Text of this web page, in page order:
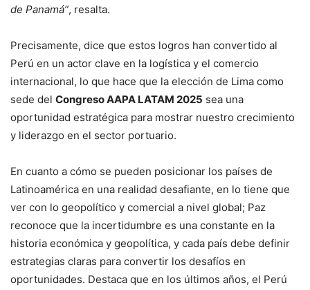
de Panamá”, resalta.
Precisamente, dice que estos logros han convertido al
Perú en un actor clave en la logística y el comercio
internacional, lo que hace que la elección de Lima como
sede del Congreso AAPA LATAM 2025 sea una
oportunidad estratégica para mostrar nuestro crecimiento
y liderazgo en el sector portuario.
En cuanto a cómo se pueden posicionar los países de
Latinoamérica en una realidad desafiante, en lo tiene que
ver con lo geopolítico y comercial a nivel global; Paz
reconoce que la incertidumbre es una constante en la
historia económica y geopolítica, y cada país debe definir
estrategias claras para convertir los desafíos en
oportunidades. Destaca que en los últimos años, el Perú